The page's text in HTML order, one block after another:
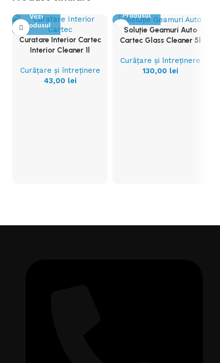
Vezi
Produsul
Curatare Interior Cartec
Interior Cleaner 1l
Curățare și întreținere
43,00 lei
Produsul
Soluție Geamuri Auto
Cartec Glass Cleaner 5l
Curățare și întreținere
130,00 lei